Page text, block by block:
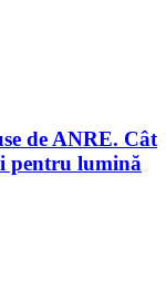
de ANRE. Cât
pentru lumină